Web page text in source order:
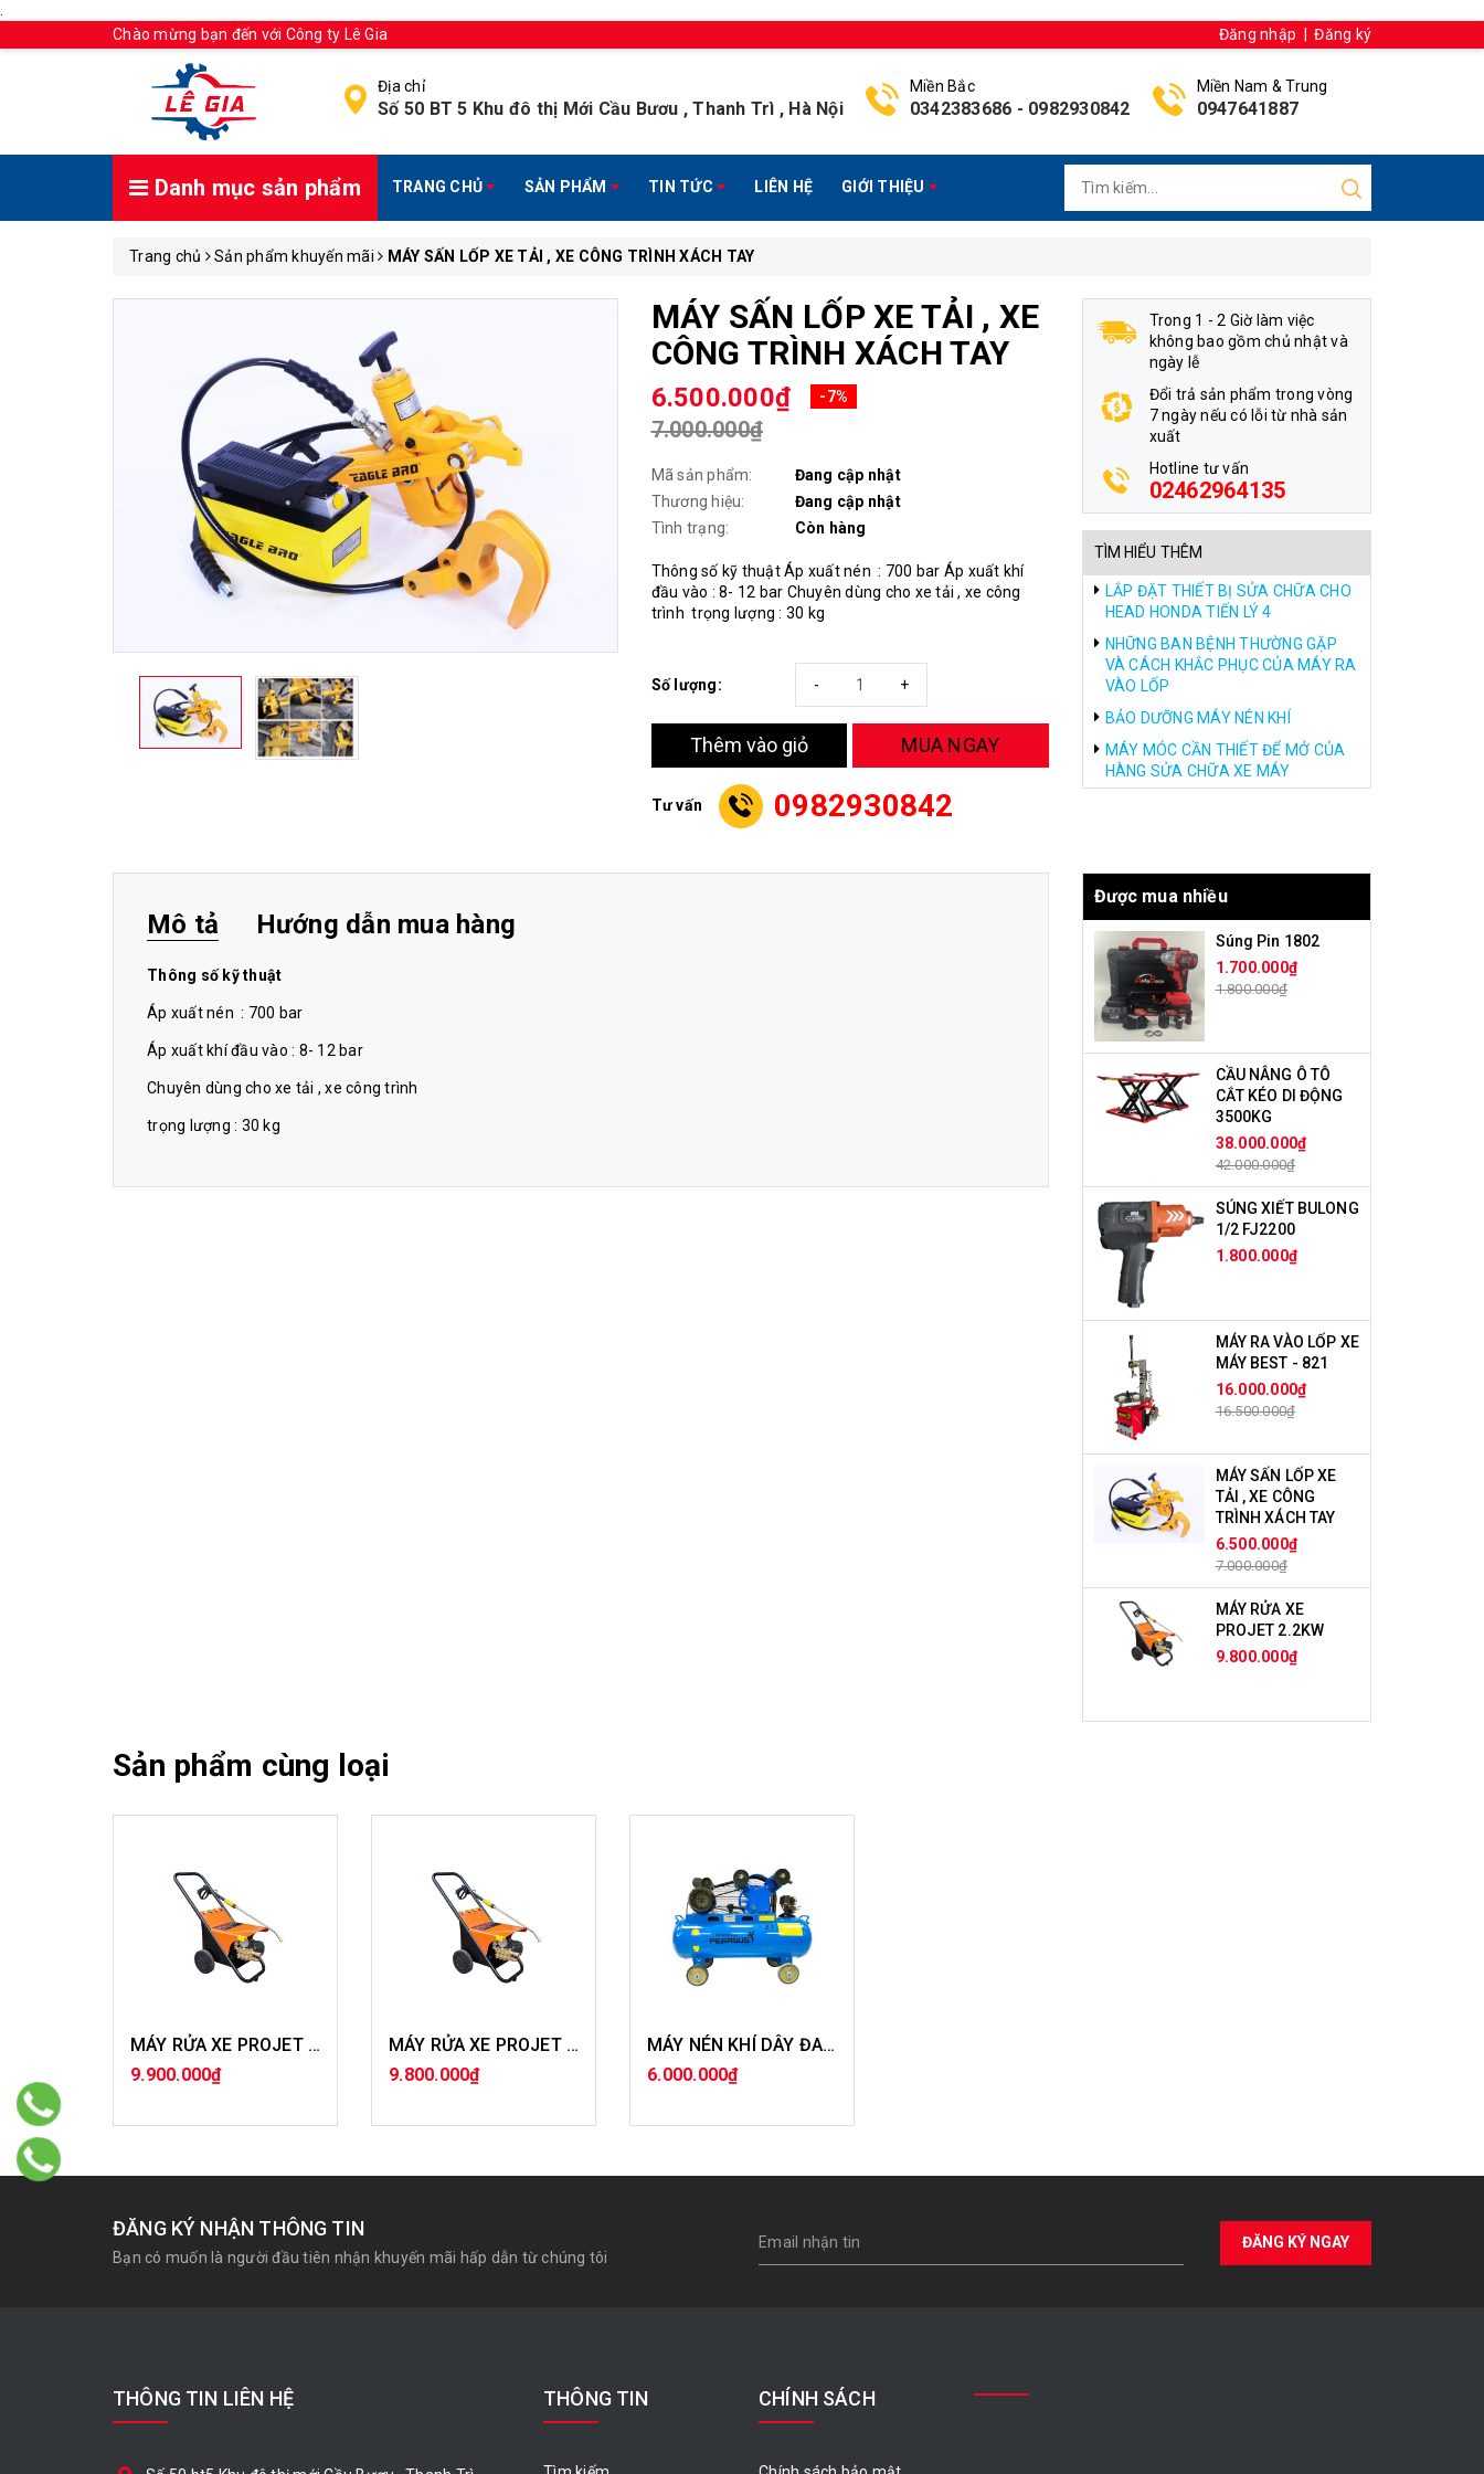
Chào mừng bạn đến với Công ty Lê Gia
Đăng nhập Đăng ký
Địa chỉ
Số 50 BT 5 Khu đô thị Mới Cầu Bươu , Thanh Trì , Hà Nội
Miền Bắc
0342383686 - 0982930842
Miền Nam & Trung
0947641887
Danh mục sản phẩm TRANG CHỦ SẢN PHẨM TIN TỨC LIÊN HỆ GIỚI THIỆU
Trang chủ Sản phẩm khuyến mãi MÁY SẤN LỐP XE TẢI , XE CÔNG TRÌNH XÁCH TAY
MÁY SẤN LỐP XE TẢI , XE
CÔNG TRÌNH XÁCH TAY
6.500.000₫ -7%
7.000.000₫
Mã sản phẩm:
Đang cập nhật
Thương hiệu:
Đang cập nhật
Tình trạng:
Còn hàng
Thông số kỹ thuật Áp xuất nén : 700 bar Áp xuất khí
đầu vào : 8- 12 bar Chuyên dùng cho xe tải , xe công
trình trọng lượng : 30 kg
Số lượng: +
-
Thêm vào giỏ MUA NGAY
Tư vấn 0982930842
Trong 1 - 2 Giờ làm việc
không bao gồm chủ nhật và
ngày lễ
Đổi trả sản phẩm trong vòng
7 ngày nếu có lỗi từ nhà sản
xuất
Hotline tư vấn
02462964135
TÌM HIỂU THÊM
LẮP ĐẶT THIẾT BỊ SỬA CHỮA CHO
HEAD HONDA TIẾN LÝ 4
NHỮNG BAN BỆNH THƯỜNG GẶP
VÀ CÁCH KHẮC PHỤC CỦA MÁY RA
VÀO LỐP
BẢO DƯỠNG MÁY NÉN KHÍ
MÁY MÓC CẦN THIẾT ĐỂ MỞ CỦA
HÀNG SỬA CHỮA XE MÁY
Mô tả Hướng dẫn mua hàng
Thông số kỹ thuật
Áp xuất nén : 700 bar
Áp xuất khí đầu vào : 8- 12 bar
Chuyên dùng cho xe tải , xe công trình
trọng lượng : 30 kg
Được mua nhiều
Súng Pin 1802
1.700.000₫
1.800.000₫
CẦU NÂNG Ô TÔ
CẮT KÉO DI ĐỘNG
3500KG
38.000.000₫
42.000.000₫
SÚNG XIẾT BULONG
1/2 FJ2200
1.800.000₫
MÁY RA VÀO LỐP XE
MÁY BEST - 821
16.000.000₫
16.500.000₫
MÁY SẤN LỐP XE
TẢI , XE CÔNG
TRÌNH XÁCH TAY
6.500.000₫
7.000.000₫
MÁY RỬA XE
PROJET 2.2KW
9.800.000₫
Sản phẩm cùng loại
MÁY RỬA XE PROJET 2,2 KW
9.900.000₫
MUA HÀNG
MÁY RỬA XE PROJET 2.2KW
9.800.000₫
MUA HÀNG
MÁY NÉN KHÍ DÂY ĐAI 2HP-70L
6.000.000₫
MUA HÀNG
ĐĂNG KÝ NHẬN THÔNG TIN
Bạn có muốn là người đầu tiên nhận khuyến mãi hấp dẫn từ chúng tôi
ĐĂNG KÝ NGAY
THÔNG TIN LIÊN HỆ THÔNG TIN CHÍNH SÁCH